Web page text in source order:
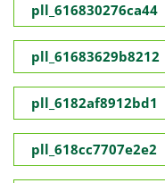
pll_616830276ca44
pll_61683629b8212
pll_6182af8912bd1
pll_618cc7707e2e2